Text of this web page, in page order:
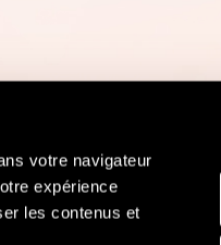
votre navigateur
expérience
les contenus et